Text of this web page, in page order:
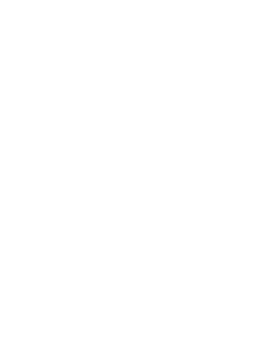
©2019 Arhipunkt